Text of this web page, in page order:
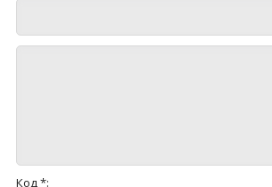
Код *: